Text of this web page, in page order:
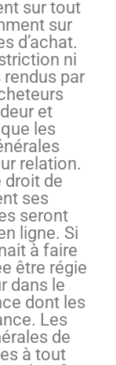
sur tout
sur
d’achat.
ni
par
et
les
relation.
droit de
ses
seront
ligne. Si
à faire
être régie
dans le
dont les
Les
de
à tout